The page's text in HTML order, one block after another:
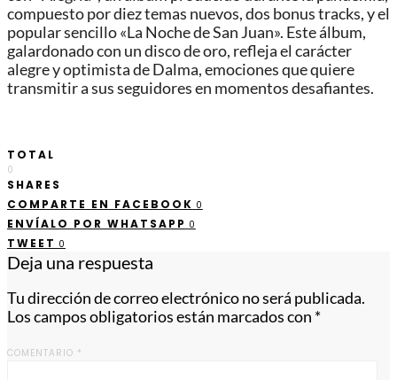
compuesto por diez temas nuevos, dos bonus tracks, y el
popular sencillo «La Noche de San Juan». Este álbum,
galardonado con un disco de oro, refleja el carácter
alegre y optimista de Dalma, emociones que quiere
transmitir a sus seguidores en momentos desafiantes.
TOTAL
0
SHARES
COMPARTE EN FACEBOOK 0
ENVÍALO POR WHATSAPP 0
TWEET 0
Deja una respuesta
Tu dirección de correo electrónico no será publicada.
Los campos obligatorios están marcados con *
COMENTARIO *